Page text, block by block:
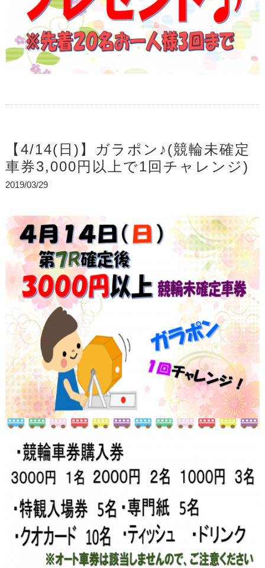
【4/14(日)】ガラポン♪(競輪未確定
車券3,000円以上で1回チャレンジ)
2019/03/29